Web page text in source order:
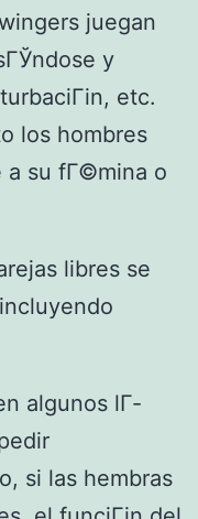
juegan
y
etc.
los hombres
a su fГ©mina o
libres se
algunos lГ­
si las hembras